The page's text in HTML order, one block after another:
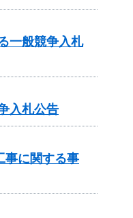
一般競争入札
入札公告
事に関する事